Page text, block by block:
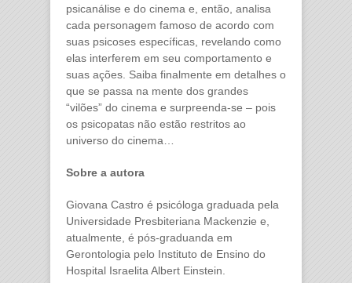
psicanálise e do cinema e, então, analisa
cada personagem famoso de acordo com
suas psicoses específicas, revelando como
elas interferem em seu comportamento e
suas ações. Saiba finalmente em detalhes o
que se passa na mente dos grandes
“vilões” do cinema e surpreenda-se – pois
os psicopatas não estão restritos ao
universo do cinema…
Sobre a autora
Giovana Castro é psicóloga graduada pela
Universidade Presbiteriana Mackenzie e,
atualmente, é pós-graduanda em
Gerontologia pelo Instituto de Ensino do
Hospital Israelita Albert Einstein.